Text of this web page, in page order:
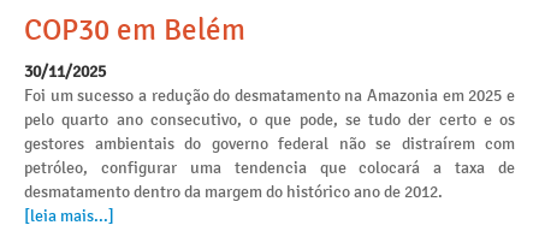
COP30 em Belém
30/11/2025
Foi um sucesso a redução do desmatamento na Amazonia em 2025 e
pelo quarto ano consecutivo, o que pode, se tudo der certo e os
gestores ambientais do governo federal não se distraírem com
petróleo, configurar uma tendencia que colocará a taxa de
desmatamento dentro da margem do histórico ano de 2012.
[leia mais...]